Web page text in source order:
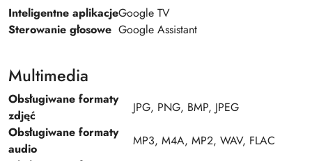
Inteligentne aplikacjeGoogle TV
Sterowanie głosowe Google Assistant
Multimedia
Obsługiwane formaty
zdjęć
JPG, PNG, BMP, JPEG
Obsługiwane formaty
audio
MP3, M4A, MP2, WAV, FLAC